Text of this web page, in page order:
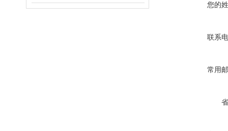
您的
联系
常用